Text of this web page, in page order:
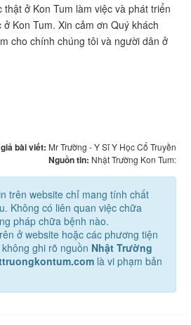
ở Kon Tum làm việc và phát triển
Kon Tum. Xin cảm ơn Quý khách
cho chính chúng tôi và người dân ở
bài viết: Mr Trường - Y Sĩ Y Học Cổ Truyền
Nguồn tin: Nhật Trường Kon Tum:
trên website chỉ mang tính chất
Không có liên quan việc chữa
pháp chữa bệnh nào.
ở website hoặc các phương tiện
ghi rõ nguồn Nhật Trường
là vi phạm bản